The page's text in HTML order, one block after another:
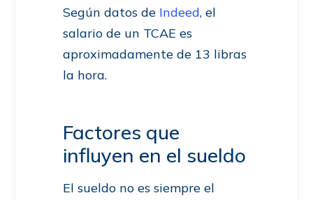
Según datos de Indeed, el
salario de un TCAE es
aproximadamente de 13 libras
la hora.
Factores que
influyen en el sueldo
El sueldo no es siempre el